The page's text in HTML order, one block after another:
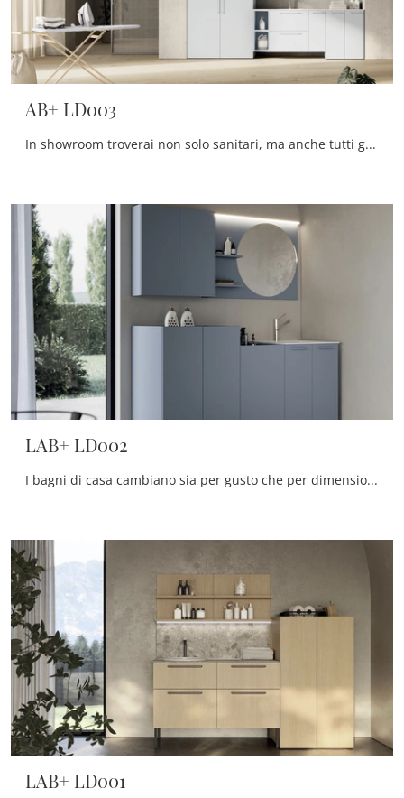
AB+ LD003
In showroom troverai non solo sanitari, ma anche tutti gli altri accessori compresi nel concept per la sala da bagno: scopri le più belle proposte di ...
LAB+ LD002
I bagni di casa cambiano sia per gusto che per dimensioni, perciò è imprescindibile che ciascuno trovi la soluzione ideale per le proprie necessità.
LAB+ LD001